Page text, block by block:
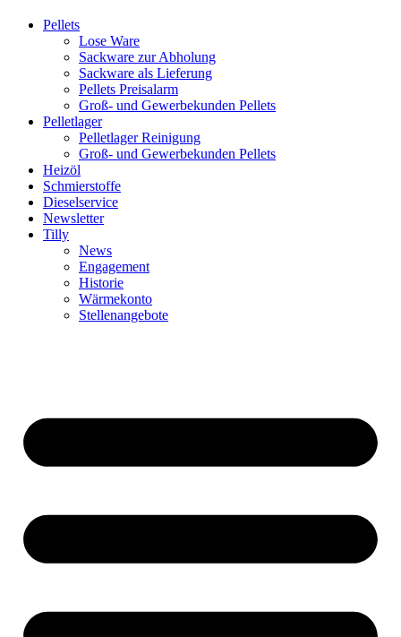
Pellets
Lose Ware
Sackware zur Abholung
Sackware als Lieferung
Pellets Preisalarm
Groß- und Gewerbekunden Pellets
Pelletlager
Pelletlager Reinigung
Groß- und Gewerbekunden Pellets
Heizöl
Schmierstoffe
Dieselservice
Newsletter
Tilly
News
Engagement
Historie
Wärmekonto
Stellenangebote